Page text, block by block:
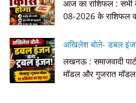
आज का राशिफल : सभी
08-2026 के राशिफल
अखिलेश बोले- डबल
लखनऊ : समाजवादी
मॉडल और गुजरात